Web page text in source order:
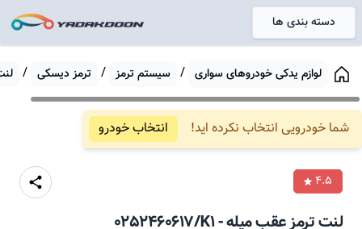
دسته بندی ها خانه
لوازم یدکی خودروهای سواری / سیستم ترمز / ترمز دیسکی /
شما خودرویی انتخاب نکرده اید! انتخاب خودرو
4.5
لنت ترمزعقبمیله-
0252460617/K1